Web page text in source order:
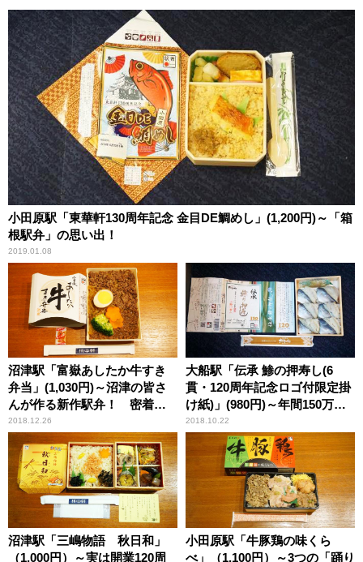
小田原駅「東華軒130周年記念 金目DE鯛めし」(1,200円)～「箱
根駅弁」の思い出！
2019.01.08
沼津駅「富嶽あしたか牛すき
弁当」(1,030円)～沼津の皆さ
んが作る新作駅弁！ 密着・
桃中軒料理コンテスト
2018.12.26
大船駅「伝承 鯵の押寿し(6
貫・120周年記念ロゴ付限定掛
け紙)」(980円)～年間150万匹
のアジに感謝！「大船軒・第5
回鯵祭」!!
2018.10.22
沼津駅「三嶋物語 秋日和」
（1,000円）～実は開業120周
小田原駅「牛豚鶏の味くら
べ」（1,100円）～3つの「踊り